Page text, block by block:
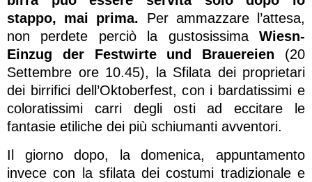
stappo, mai prima. Per ammazzare l’attesa,
non perdete perciò la gustosissima Wiesn-
Einzug der Festwirte und Brauereien (20
Settembre ore 10.45), la Sfilata dei proprietari
dei birrifici dell’Oktoberfest, con i bardatissimi e
coloratissimi carri degli osti ad eccitare le
fantasie etiliche dei più schiumanti avventori.
Il giorno dopo, la domenica, appuntamento
invece con la sfilata dei costumi tradizionale e